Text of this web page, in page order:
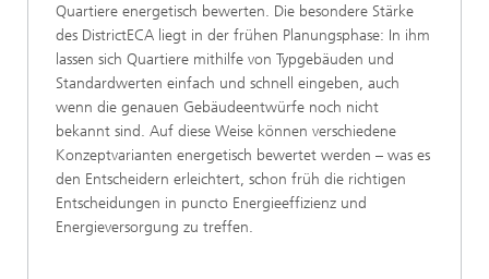
Quartiere energetisch bewerten. Die besondere Stärke
des DistrictECA liegt in der frühen Planungsphase: In ihm
lassen sich Quartiere mithilfe von Typgebäuden und
Standardwerten einfach und schnell eingeben, auch
wenn die genauen Gebäudeentwürfe noch nicht
bekannt sind. Auf diese Weise können verschiedene
Konzeptvarianten energetisch bewertet werden – was es
den Entscheidern erleichtert, schon früh die richtigen
Entscheidungen in puncto Energieeffizienz und
Energieversorgung zu treffen.